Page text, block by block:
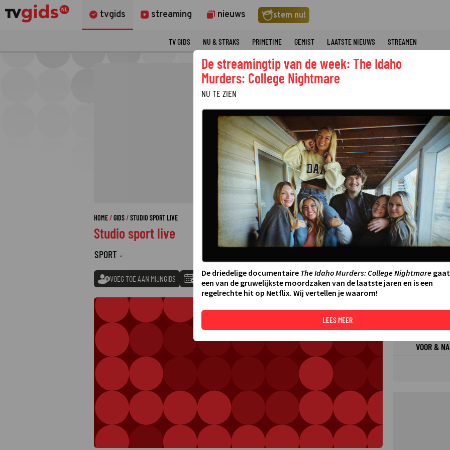
tvgids streaming nieuws stem nu!
TV GIDS NU & STRAKS PRIMETIME GEMIST LAATSTE NIEUWS STREAMEN
HOME GIDS STUDIO SPORT LIVE
Studio sport live
SPORT ·
VOEG TOE AAN MIJNGIDS TOEVOEGEN AAN AGENDA DELEN
FILMS
DE
VOOR &
De streamingtip van de week: The Idaho
Murders: College Nightmare
NU TE ZIEN
De driedelige documentaire The Idaho Murders: College Nightmaregaat
een van de gruwelijkste moordzaken van de laatste jaren en is een
regelrechte hit op Netflix. Wij vertellen je waarom!
LEES MEER